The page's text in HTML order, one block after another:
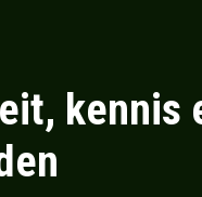
kennis